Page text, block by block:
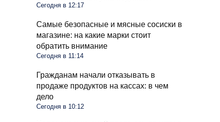
Сегодня в 12:17
Самые безопасные и мясные сосиски в
магазине: на какие марки стоит
обратить внимание
Сегодня в 11:14
Гражданам начали отказывать в
продаже продуктов на кассах: в чем
дело
Сегодня в 10:12